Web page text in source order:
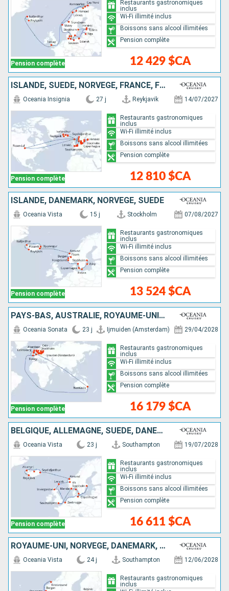
Pension complète 12 429 $CA
Restaurants gastronomiques
inclus
Wi-Fi illimité inclus
Boissons sans alcool illimitées
Pension complète
ISLANDE, SUÈDE, NORVÈGE, FRANCE, FÉROÉ (ÎLES), ROYAUME-UNI, DANEMARK, ESTONIE, PAYS-BAS, BELGIQUE, ALLEMAGNE, FINLANDE
Pension complète
Oceania Insignia 27 j Reykjavik 14/07/2027
12 810 $CA
Restaurants gastronomiques
inclus
Wi-Fi illimité inclus
Boissons sans alcool illimitées
Pension complète
ISLANDE, DANEMARK, NORVÈGE, SUÈDE
Pension complète
Oceania Vista 15 j Stockholm 07/08/2027
13 524 $CA
Restaurants gastronomiques
inclus
Wi-Fi illimité inclus
Boissons sans alcool illimitées
Pension complète
PAYS-BAS, AUSTRALIE, ROYAUME-UNI, NORVÈGE, DANEMARK, ALLEMAGNE, POLOGNE, LITUANIE, LETTONIE, ESTONIE, SUÈDE
Pension complète
Oceania Sonata 23 j Ijmuiden (Amsterdam) 29/04/2028
16 179 $CA
Restaurants gastronomiques
inclus
Wi-Fi illimité inclus
Boissons sans alcool illimitées
Pension complète
BELGIQUE, ALLEMAGNE, SUÈDE, DANEMARK, ROYAUME-UNI, NORVÈGE, ISLANDE
Pension complète
Oceania Vista 23 j Southampton 19/07/2028
16 611 $CA
Restaurants gastronomiques
inclus
Wi-Fi illimité inclus
Boissons sans alcool illimitées
Pension complète
ROYAUME-UNI, NORVÈGE, DANEMARK, ALLEMAGNE, POLOGNE, LITUANIE, LETTONIE, ESTONIE, FINLANDE, SUÈDE
Oceania Vista 24 j Southampton 12/06/2028
Restaurants gastronomiques
inclus